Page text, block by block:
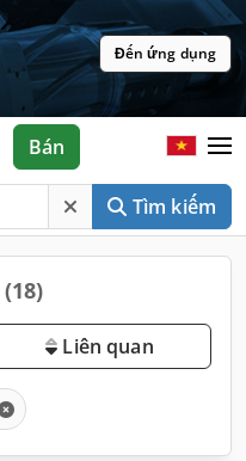
Đến ứng dụng
Tìm kiếm
Bán
(18)
Liên quan